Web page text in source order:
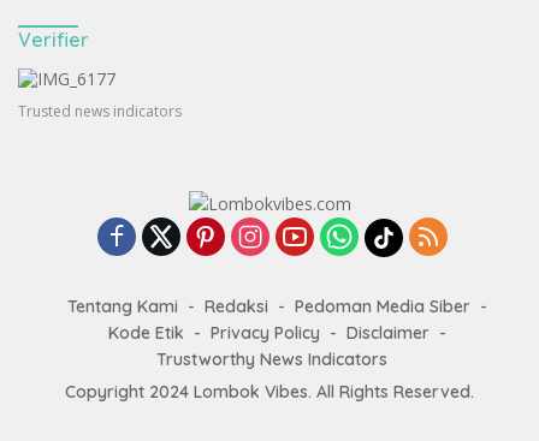
Verifier
Trusted news indicators
Tentang Kami Redaksi
Pedoman Media Siber
Kode Etik
Privacy Policy
Disclaimer
Trustworthy News Indicators
Copyright 2024 Lombok Vibes. All Rights Reserved.